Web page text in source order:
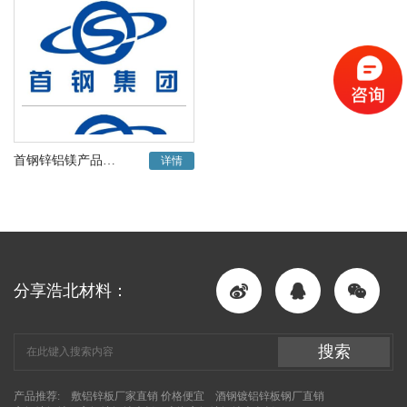
详情
分享浩北材料：
搜索
产品推荐: 敷铝锌板厂家直销 价格便宜
酒钢镀铝锌板钢厂直销